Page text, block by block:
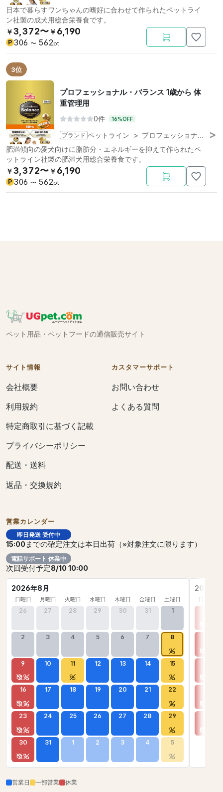
日本で暮らすワンちゃんの嗜好に合わせて作られたペットライ
ン社製の成犬用総合栄養食です。
￥3,372〜 ￥ 6,190
P 306 〜 562pt
3位
プロフェッショナル・バランス 1歳から 体
重管理用
0件 16%OFF
ブランド ペットライン > プロフェッショナル・バランス
肥満傾向の愛犬向けに脂肪分・エネルギーを抑えて作られたペ
ットライン社製の肥満犬用総合栄養食です。
￥3,372〜 ￥ 6,190
P 306 〜 562pt
ペット用品・ペットフードの通信販売サイト
サイト情報
会社概要
利用規約
特定商取引に基づく記載
プライバシーポリシー
配送・送料
返品・交換規約
カスタマーサポート
お問い合わせ
よくある質問
営業カレンダー
即日発送 受付中
15:00までの確定注文は本日出荷（※対象注文に限ります）
電話サポート 休業中
次回受付予定8/10 10:00
2026年8月
日曜日 月曜日 火曜日 水曜日 木曜日 金曜日 土曜日
26 27 28 29 30 31 1
2 3 4 5 6 7 8
9 10 11 12 13 14 15
16 17 18 19 20 21 22
23 24 25 26 27 28 29
30 31 1 2 3 4 5
2026年
日曜日
営業日 一部営業 休業